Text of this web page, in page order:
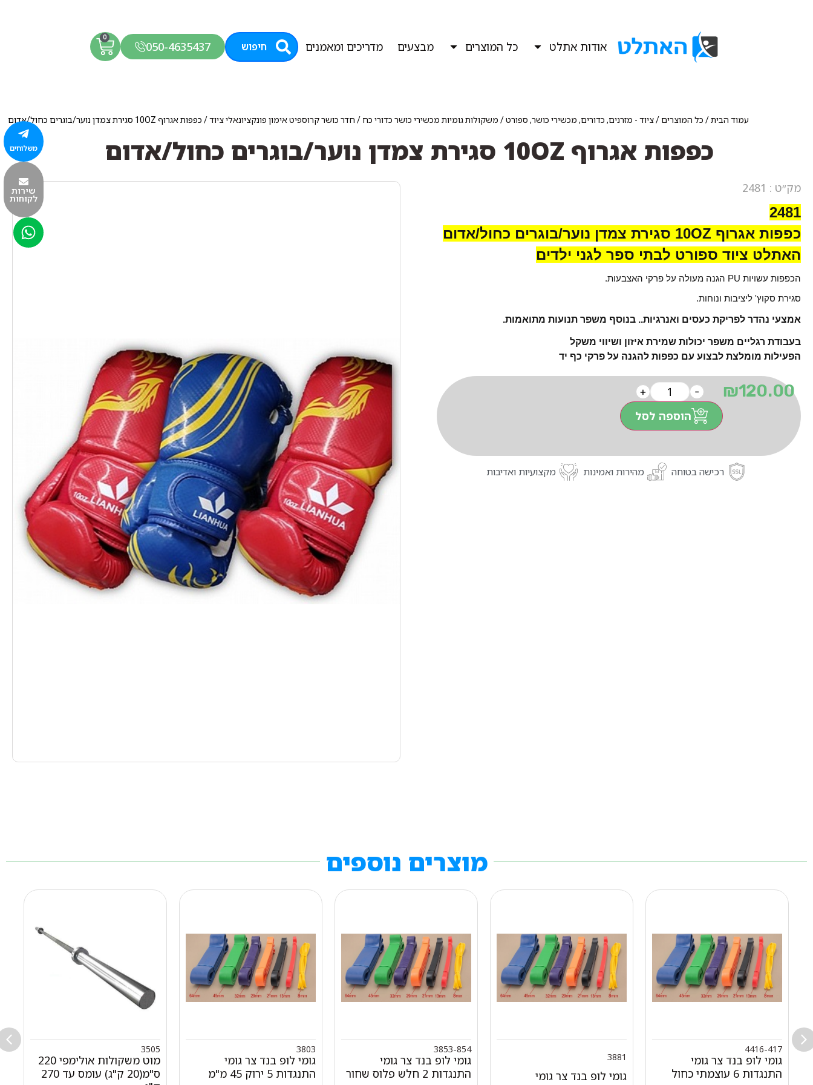
אודות אתלט כל המוצרים מבצעים מדריכים ומאמנים חיפוש 050-4635437
0
עמוד הבית/ כל המוצרים /ציוד - מזרנים, כדורים, מכשירי כושר, ספורט/ משקולות גומיות מכשירי כושר כדורי כח / חדר כושר קרוספיט אימון פונקציונאלי ציוד/ כפפות אגרוף 10OZ סגירת צמדן נוער/בוגרים כחול/אדום
כפפות אגרוף 10OZ סגירת צמדן נוער/בוגרים כחול/אדום
מק״ט : 2481
2481
כפפות אגרוף 10OZ סגירת צמדן נוער/בוגרים כחול/אדום
האתלט ציוד ספורט לבתי ספר לגני ילדים
הכפפות עשויות PU הגנה מעולה על פרקי האצבעות.
סגירת סקוץ' ליציבות ונוחות.
אמצעי נהדר לפריקת כעסים ואנרגיות.. בנוסף משפר תנועות מתואמות.
בעבודת רגליים משפר יכולות שמירת איזון ושיווי משקל
הפעילות מומלצת לבצוע עם כפפות להגנה על פרקי כף יד
₪120.00
-
+
הוספה לסל
רכישה בטוחה מהירות ואמינות מקצועיות ואדיבות
מוצרים נוספים
4416-417
גומי לופ בנד צר גומי
התנגדות 6 עוצמתי כחול
3881
גומי לופ בנד צר גומי
3853-854
גומי לופ בנד צר גומי
התנגדות 2 חלש פלוס שחור
3803
גומי לופ בנד צר גומי
התנגדות 5 ירוק 45 מ"מ
3505
מוט משקולות אולימפי 220
ס"מ(20 ק"ג) עומס עד 270
משלוחים
שירות
לקוחות